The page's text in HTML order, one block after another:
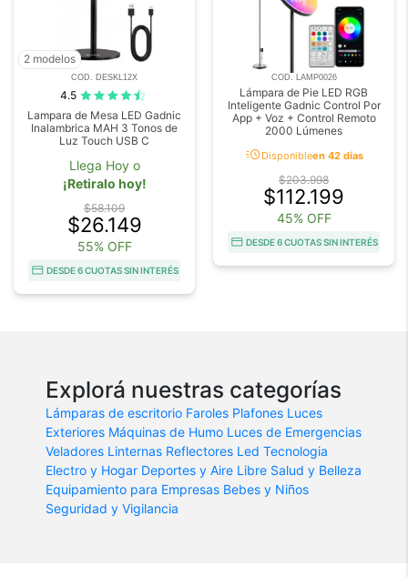
2 modelos
COD. DESKL12X
4.5
Lampara de Mesa LED Gadnic
Inalambrica MAH 3 Tonos de
Luz Touch USB C
Llega Hoy o
¡Retiralo hoy!
$58.109
$26.149
55% OFF
DESDE 6 CUOTAS SIN INTERÉS
COD. LAMP0026
Lámpara de Pie LED RGB
Inteligente Gadnic Control Por
App + Voz + Control Remoto
2000 Lúmenes
acuteDisponibleen 42 días
$203.998
$112.199
45% OFF
DESDE 6 CUOTAS SIN INTERÉS
Explorá nuestras categorías
Lámparas de escritorio Faroles Plafones Luces
Exteriores Máquinas de Humo Luces de Emergencias
Veladores Linternas Reflectores Led Tecnologia
Electro y Hogar Deportes y Aire Libre Salud y Belleza
Equipamiento para Empresas Bebes y Niños
Seguridad y Vigilancia